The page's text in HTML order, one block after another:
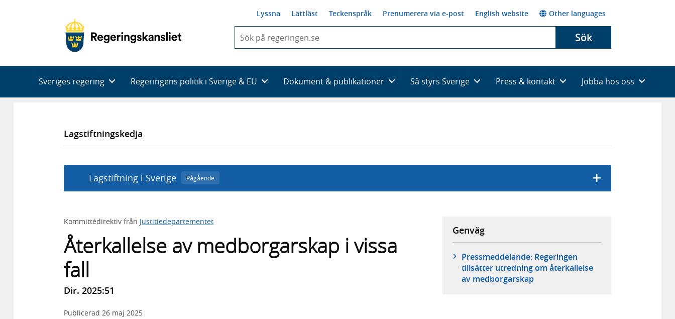
Lyssna Lättläst Teckenspråk Prenumerera via e-post English website Other languages
du
skriva
framträder
en
Sök
Sveriges regering Regeringens politik i Sverige & EU Dokument & publikationer Så styrs Sverige Press & kontakt Jobba hos oss
Lagstiftningskedja
Lagstiftning i Sverige Pågående
Kommittédirektiv från Justitiedepartementet
Återkallelse av medborgarskap i vissa
fall
Dir. 2025:51
Publicerad 26 maj 2025
Genväg
Pressmeddelande: Regeringen
tillsätter utredning om återkallelse
av medborgarskap